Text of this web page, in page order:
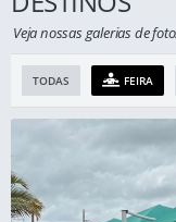
Veja nossas galerias de
TODAS FEIRA